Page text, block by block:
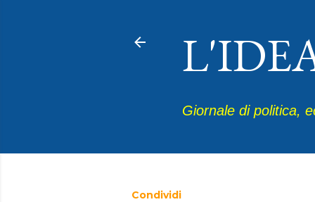
Giornale di politica,
Condividi